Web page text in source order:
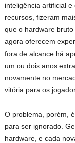
inteligência artificial
recursos, fizeram
que o hardware
agora oferecem
fora de alcance há
um ou dois anos
novamente no
vitória para os
O problema, porém,
para ser ignorado.
hardware, e cada